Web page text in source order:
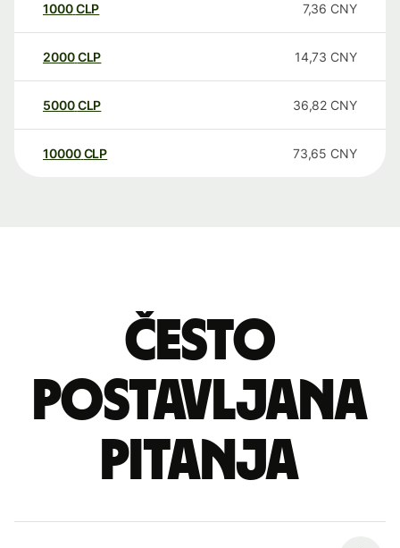
1000CLP 7,36 CNY
2000CLP 14,73 CNY
5000CLP 36,82 CNY
10000 CLP 73,65 CNY
Često
postavljana
pitanja